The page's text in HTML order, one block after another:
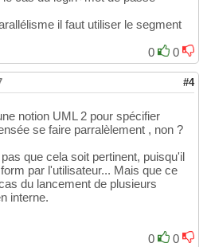
il faut utiliser le segment
0
0
#4
notion UML 2 pour spécifier
se faire parralèlement , non ?
que cela soit pertinent, puisqu'il
par l'utilisateur... Mais que ce
du lancement de plusieurs
interne.
0
0